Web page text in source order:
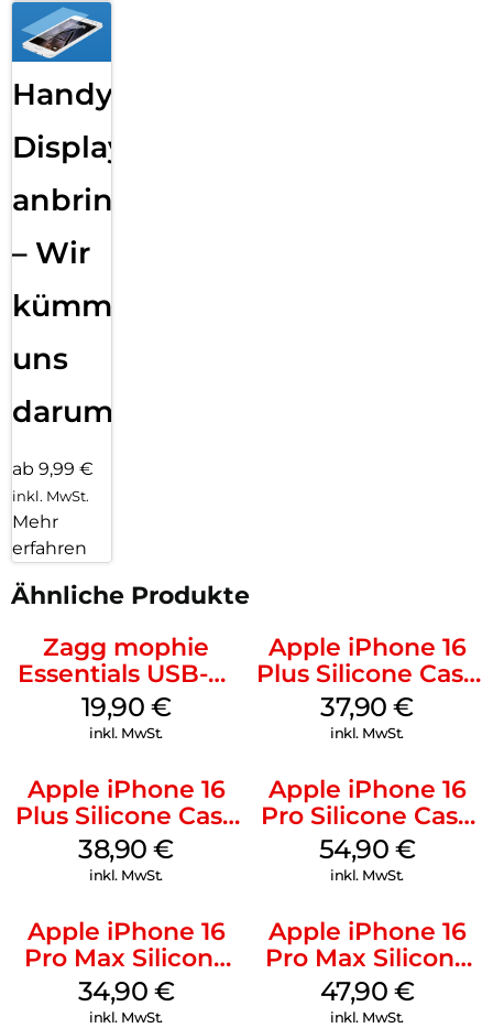
Handy
Displayfolie
anbringen
– Wir
kümmern
uns
darum!
ab 9,99 €
inkl. MwSt.
Mehr
erfahren
Ähnliche Produkte
Zagg mophie
Essentials USB-C-
20W Charger PD
Weiß
19,90 €
inkl. MwSt.
Apple iPhone 16
Plus Silicone Case
MagSafe Lake
Green
37,90€
inkl. MwSt.
Apple iPhone 16
Plus Silicone Case
MagSafe Denim
38,90€
inkl. MwSt.
Apple iPhone 16
Pro Silicone Case
MagSafe Black
54,90 €
inkl. MwSt.
Apple iPhone 16
Pro Max Silicone
Case MagSafe
Denim
34,90 €
inkl. MwSt.
Apple iPhone 16
Pro Max Silicone
Case MagSafe
Black
47,90 €
inkl. MwSt.